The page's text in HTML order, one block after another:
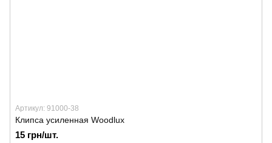
Артикул: 91000-38
Клипса усиленная Woodlux
15 грн/шт.